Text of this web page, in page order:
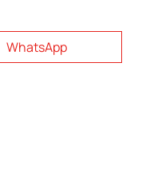
WhatsApp